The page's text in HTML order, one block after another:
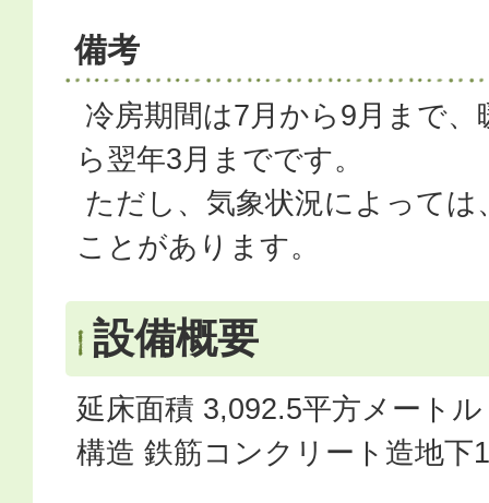
備考
冷房期間は7月から9月まで、
ら翌年3月までです。
ただし、気象状況によっては
ことがあります。
設備概要
延床面積 3,092.5平方メートル
構造 鉄筋コンクリート造地下